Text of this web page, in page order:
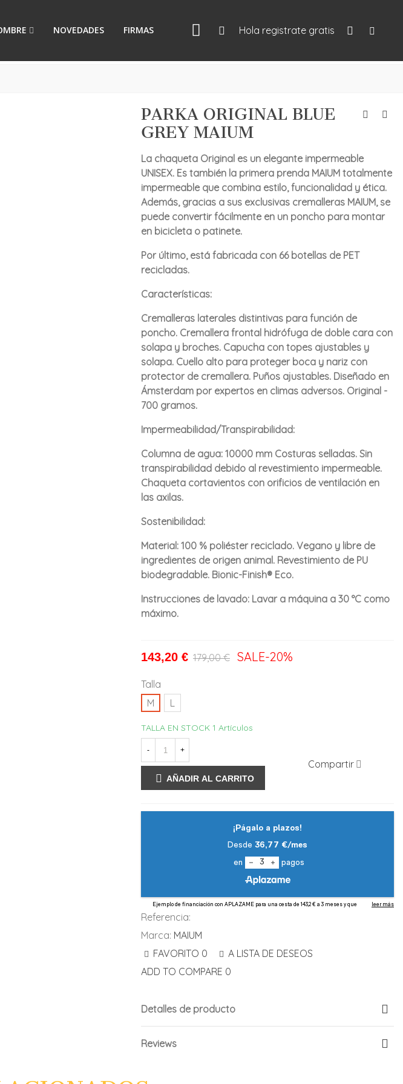
NOVEDADES FIRMAS Hola registrate gratis
PARKA ORIGINAL BLUE
GREY MAIUM
La chaqueta Original es un elegante impermeable
UNISEX. Es también la primera prenda MAIUM totalmente
impermeable que combina estilo, funcionalidad y ética.
Además, gracias a sus exclusivas cremalleras MAIUM, se
puede convertir fácilmente en un poncho para montar
en bicicleta o patinete.
Por último, está fabricada con 66 botellas de PET
recicladas.
Características:
Cremalleras laterales distintivas para función de
poncho. Cremallera frontal hidrófuga de doble cara con
solapa y broches. Capucha con topes ajustables y
solapa. Cuello alto para proteger boca y nariz con
protector de cremallera. Puños ajustables. Diseñado en
Ámsterdam por expertos en climas adversos. Original -
700 gramos.
Impermeabilidad/Transpirabilidad:
Columna de agua: 10000 mm Costuras selladas. Sin
transpirabilidad debido al revestimiento impermeable.
Chaqueta cortavientos con orificios de ventilación en
las axilas.
Sostenibilidad:
Material: 100 % poliéster reciclado. Vegano y libre de
ingredientes de origen animal. Revestimiento de PU
biodegradable. Bionic-Finish® Eco.
Instrucciones de lavado: Lavar a máquina a 30 °C como
máximo.
143,20 € 179,00 € SALE-20%
Talla
M
L
TALLA EN STOCK 1 Artículos
- +
AÑADIR AL CARRITO
Compartir
Referencia:
Marca: MAIUM
FAVORITO 0
A LISTA DE DESEOS
ADD TO COMPARE 0
Detalles de producto
Reviews